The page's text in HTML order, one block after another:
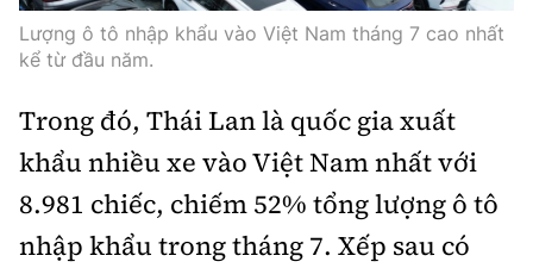
Hotline: 0967 376 459;
Liên hệ quảng cáo phát hành: 0915.057.282
Thông tin tòa soạn
Lượng ô tô nhập khẩu vào Việt Nam tháng 7 cao nhất
kể từ đầu năm.
Trong đó, Thái Lan là quốc gia xuất
khẩu nhiều xe vào Việt Nam nhất với
8.981 chiếc, chiếm 52% tổng lượng ô tô
nhập khẩu trong tháng 7. Xếp sau có